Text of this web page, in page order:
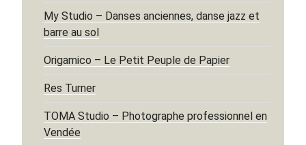
My Studio – Danses anciennes, danse jazz et
barre au sol
Origamico – Le Petit Peuple de Papier
Res Turner
TOMA Studio – Photographe professionnel en
Vendée